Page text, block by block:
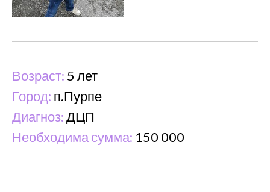
Возраст: 5 лет
Город: п.Пурпе
Диагноз:ДЦП
Необходима сумма: 150 000